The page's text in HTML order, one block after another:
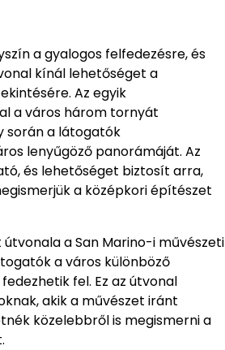
a gyalogos felfedezésre, és
kínál lehetőséget a
Az egyik
a város három tornyát
során a látogatók
lenyűgöző panorámáját. Az
és lehetőséget biztosít arra,
a középkori építészet
a San Marino-i művészeti
a város különböző
fel. Ez az útvonal
akik a művészet iránt
közelebbről is megismerni a